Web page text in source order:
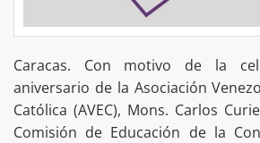
Caracas. Con motivo de la
aniversario de la Asociación
Católica (AVEC), Mons. Carlos
Comisión de Educación de la